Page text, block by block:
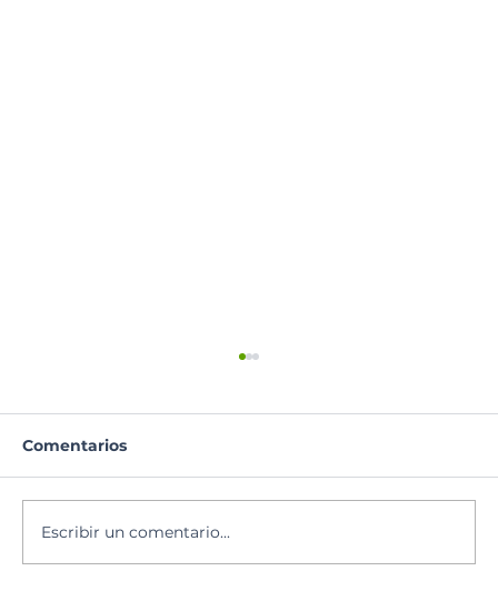
Comentarios
Escribir un comentario...